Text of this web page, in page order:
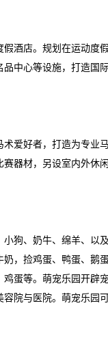
酒店。规划在运动度
中心等设施，打造国
爱好者，打造为专业
器材，另设室内外休
狗、奶牛、绵羊、以
，捡鸡蛋、鸭蛋、鹅
蛋等。萌宠乐园开辟
院与医院。萌宠乐园